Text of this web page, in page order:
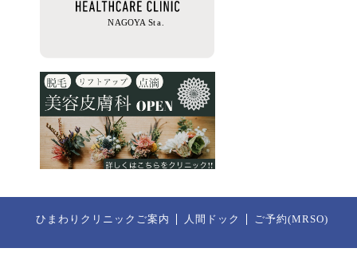
ひまわりクリニックご案内 人間ドック ご予約(MRSO)